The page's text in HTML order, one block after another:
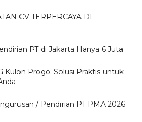
CV TERPERCAYA DI
PT di Jakarta Hanya 6 Juta
Kulon Progo: Solusi Praktis untuk
/ Pendirian PT PMA 2026